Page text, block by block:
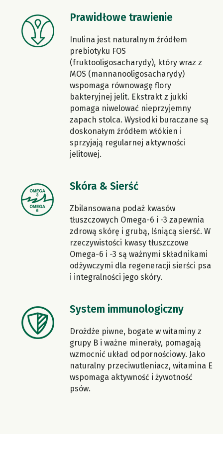
Prawidłowe trawienie
Inulina jest naturalnym źródłem
prebiotyku FOS
(fruktooligosacharydy), który wraz z
MOS (mannanooligosacharydy)
wspomaga równowagę flory
bakteryjnej jelit. Ekstrakt z jukki
pomaga niwelować nieprzyjemny
zapach stolca. Wysłodki buraczane są
doskonałym źródłem włókien i
sprzyjają regularnej aktywności
jelitowej.
Skóra & Sierść
Zbilansowana podaż kwasów
tłuszczowych Omega-6 i -3 zapewnia
zdrową skórę i grubą, lśniącą sierść. W
rzeczywistości kwasy tłuszczowe
Omega-6 i -3 są ważnymi składnikami
odżywczymi dla regeneracji sierści psa
i integralności jego skóry.
System immunologiczny
Drożdże piwne, bogate w witaminy z
grupy B i ważne minerały, pomagają
wzmocnić układ odpornościowy. Jako
naturalny przeciwutleniacz, witamina E
wspomaga aktywność i żywotność
psów.